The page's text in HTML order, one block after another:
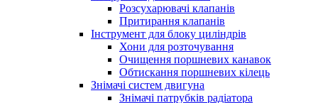
Розсухарювачі клапанів
Притирання клапанів
Інструмент для блоку циліндрів
Хони для розточування
Очищення поршневих канавок
Обтискання поршневих кілець
Знімачі систем двигуна
Знімачі патрубків радіатора